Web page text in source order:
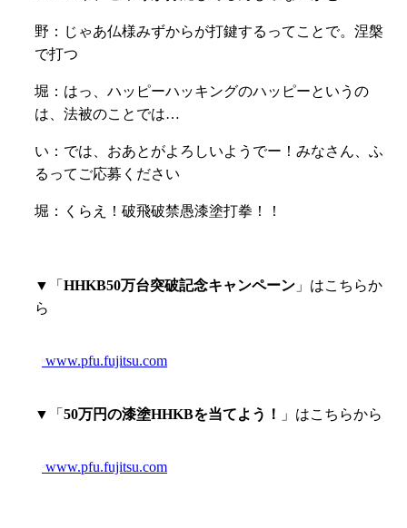
野：じゃあ仏様みずからが打鍵するってことで。涅槃
で打つ
堀：はっ、ハッピーハッキングのハッピーというの
は、法被のことでは…
い：では、おあとがよろしいようでー！みなさん、ふ
るってご応募ください
堀：くらえ！破飛破禁愚漆塗打拳！！
▼「 HHKB50万台突破記念キャンペーン 」はこちらか
ら
www.pfu.fujitsu.com
▼「 50万円の漆塗HHKBを当てよう！ 」はこちらから
www.pfu.fujitsu.com